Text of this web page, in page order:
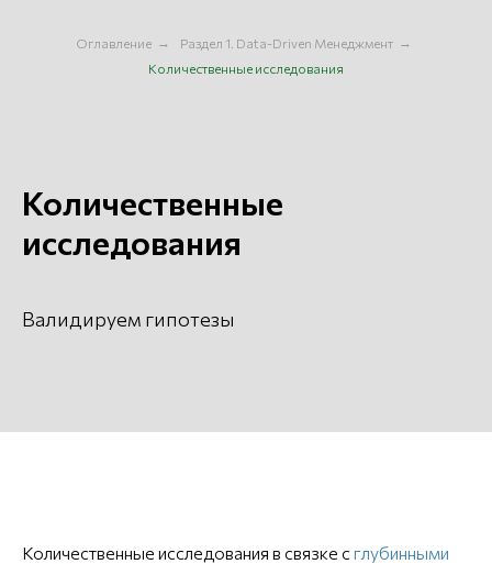
Оглавление → Раздел 1. Data-Driven Менеджмент →
Количественные исследования
Количественные
исследования
Валидируем гипотезы
Количественные исследования в связке с глубинными